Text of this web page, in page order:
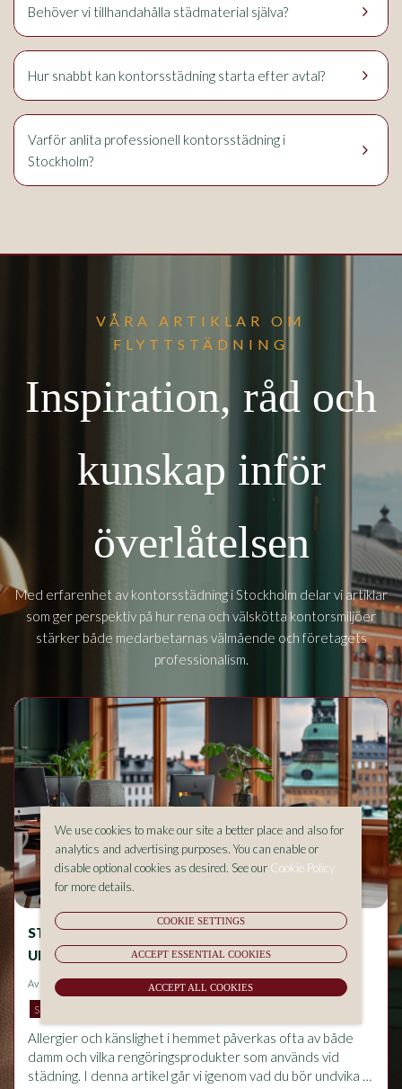
keyboard_arrow_right
Behöver vi tillhandahålla städmaterial själva?
keyboard_arrow_right
Hur snabbt kan kontorsstädning starta efter avtal?
keyboard_arrow_right
Varför anlita professionell kontorsstädning i
Stockholm?
VÅRA ARTIKLAR OM
FLYTTSTÄDNING
Inspiration, råd och
kunskap inför
överlåtelsen
Med erfarenhet av kontorsstädning i Stockholm delar vi artiklar
som ger perspektiv på hur rena och välskötta kontorsmiljöer
stärker både medarbetarnas välmående och företagets
professionalism.
STÄDNING OCH ALLERGIER – VAD BÖR DU
UNDVIKA I HEMMET?
Av Aluma Sverige AB på 2026-05-18 14:53
SKATTEREDUKTION
Allergier och känslighet i hemmet påverkas ofta av både
damm och vilka rengöringsprodukter som används vid
städning. I denna artikel går vi igenom vad du bör undvika
We use cookies to make our site a better place and also for
analytics and advertising purposes. You can enable or
disable optional cookies as desired. See our Cookie Policy
for more details.
COOKIE SETTINGS
ACCEPT ESSENTIAL COOKIES
ACCEPT ALL COOKIES